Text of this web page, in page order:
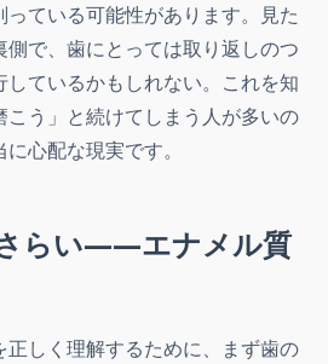
っている可能性があります。見た
側で、歯にとっては取り返しのつ
ているかもしれない。これを知
こう」と続けてしまう人が多いの
心配な現実です。
らい――エナメル質
しく理解するために、まず歯の